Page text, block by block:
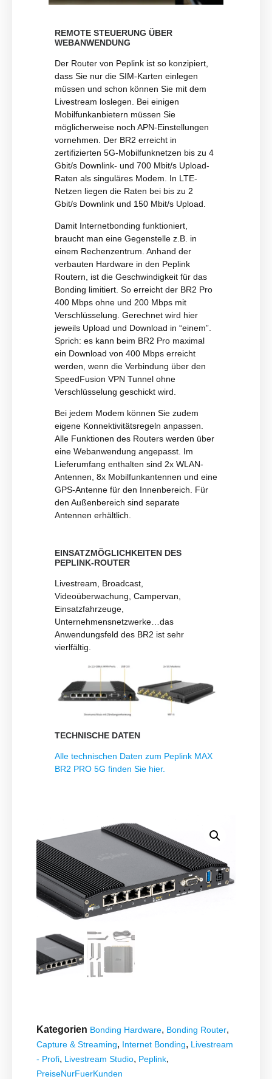
REMOTE STEUERUNG ÜBER
WEBANWENDUNG
Der Router von Peplink ist so konzipiert,
dass Sie nur die SIM-Karten einlegen
müssen und schon können Sie mit dem
Livestream loslegen. Bei einigen
Mobilfunkanbietern müssen Sie
möglicherweise noch APN-Einstellungen
vornehmen. Der BR2 erreicht in
zertifizierten 5G-Mobilfunknetzen bis zu 4
Gbit/s Downlink- und 700 Mbit/s Upload-
Raten als singuläres Modem. In LTE-
Netzen liegen die Raten bei bis zu 2
Gbit/s Downlink und 150 Mbit/s Upload.
Damit Internetbonding funktioniert,
braucht man eine Gegenstelle z.B. in
einem Rechenzentrum. Anhand der
verbauten Hardware in den Peplink
Routern, ist die Geschwindigkeit für das
Bonding limitiert. So erreicht der BR2 Pro
400 Mbps ohne und 200 Mbps mit
Verschlüsselung. Gerechnet wird hier
jeweils Upload und Download in “einem”.
Sprich: es kann beim BR2 Pro maximal
ein Download von 400 Mbps erreicht
werden, wenn die Verbindung über den
SpeedFusion VPN Tunnel ohne
Verschlüsselung geschickt wird.
Bei jedem Modem können Sie zudem
eigene Konnektivitätsregeln anpassen.
Alle Funktionen des Routers werden über
eine Webanwendung angepasst. Im
Lieferumfang enthalten sind 2x WLAN-
Antennen, 8x Mobilfunkantennen und eine
GPS-Antenne für den Innenbereich. Für
den Außenbereich sind separate
Antennen erhältlich.
EINSATZMÖGLICHKEITEN DES
PEPLINK-ROUTER
Livestream, Broadcast,
Videoüberwachung, Campervan,
Einsatzfahrzeuge,
Unternehmensnetzwerke…das
Anwendungsfeld des BR2 ist sehr
vierlfältig.
TECHNISCHE DATEN
Alle technischen Daten zum Peplink MAX
BR2 PRO 5G finden Sie hier.
Kategorien Bonding Hardware, Bonding Router,
Capture & Streaming, Internet Bonding, Livestream
- Profi, Livestream Studio, Peplink,
PreiseNurFuerKunden